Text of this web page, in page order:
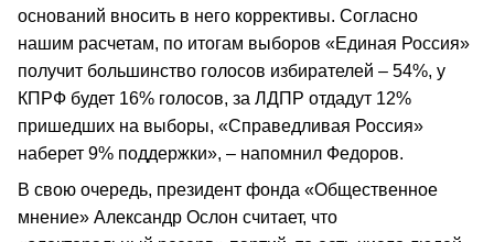
оснований вносить в него коррективы. Согласно
нашим расчетам, по итогам выборов «Единая Россия»
получит большинство голосов избирателей – 54%, у
КПРФ будет 16% голосов, за ЛДПР отдадут 12%
пришедших на выборы, «Справедливая Россия»
наберет 9% поддержки», – напомнил Федоров.
В свою очередь, президент фонда «Общественное
мнение» Александр Ослон считает, что